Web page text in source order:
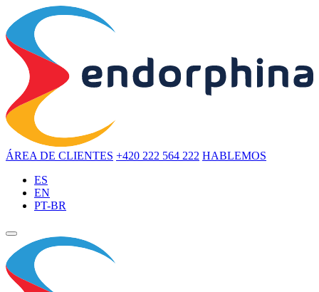
ÁREA DE CLIENTES +420 222 564 222 HABLEMOS
ES
EN
PT-BR